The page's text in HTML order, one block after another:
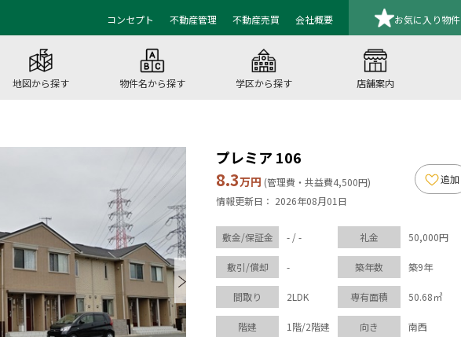
コンセプト 不動産管理 不動産売買 会社概要 お気に入り物件
地図から探す 物件名から探す 学区から探す 店舗案内
プレミア 106
8.3万円 (管理費・共益費4,500円)
情報更新日： 2026年08月01日
追加
敷金/保証金 - / - 礼金 50,000円
敷引/償却 - 築年数 築9年
間取り 2LDK 専有面積 50.68㎡
階建 1階/2階建 向き 南西